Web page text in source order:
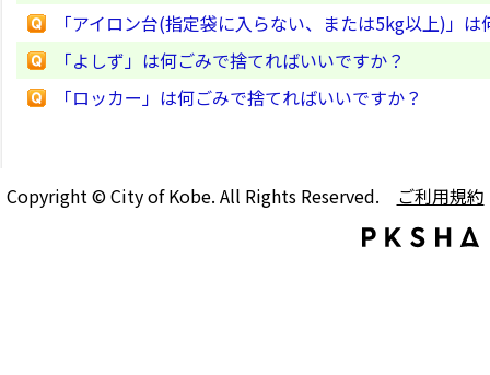
「アイロン台(指定袋に入らない、または5kg以上)」
「よしず」は何ごみで捨てればいいですか？
「ロッカー」は何ごみで捨てればいいですか？
Copyright © City of Kobe. All Rights Reserved. ご利用規約